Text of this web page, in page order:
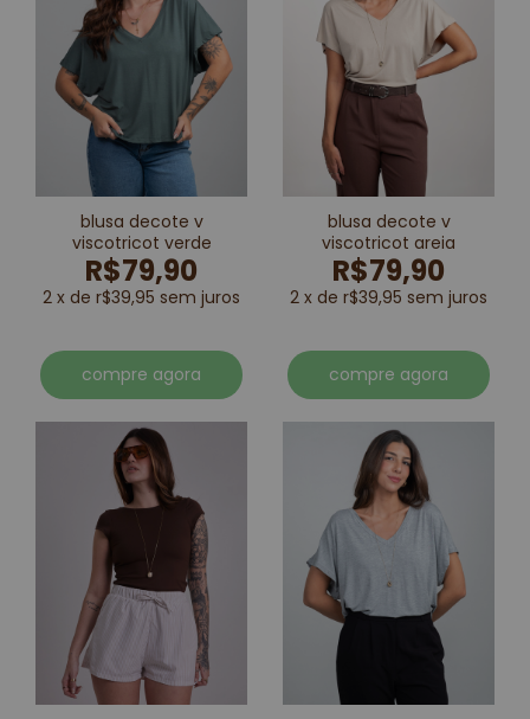
blusa decote v
viscotricot verde
R$79,90
2 x de r$39,95 sem juros
compre agora
blusa decote v
viscotricot areia
R$79,90
2 x de r$39,95 sem juros
compre agora